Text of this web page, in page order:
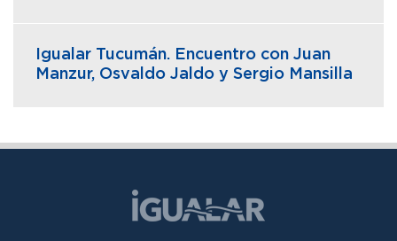
Igualar Tucumán. Encuentro con Juan
Manzur, Osvaldo Jaldo y Sergio Mansilla